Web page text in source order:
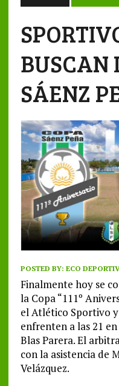
BUSCAN
SÁENZ
POSTED BY: ECO
Finalmente hoy se
la Copa “111º
el Atlético Sportivo
enfrenten a las 21
Blas Parera. El
con la asistencia de
Velázquez.